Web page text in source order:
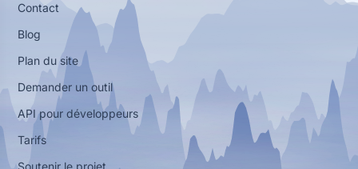
Contact
Blog
Plan du site
Demander un outil
API pour développeurs
Tarifs
Soutenir le projet